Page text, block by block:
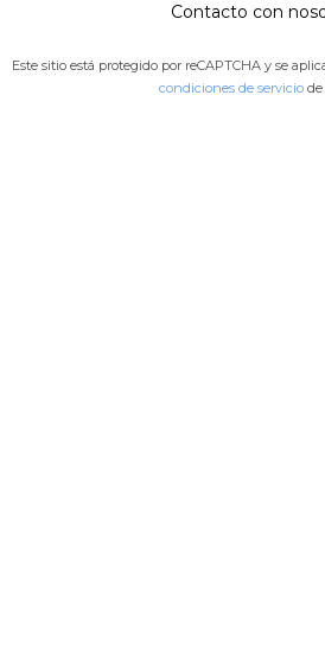
Contacto con
Este sitio está protegido por reCAPTCHA y se
condiciones de servicio de